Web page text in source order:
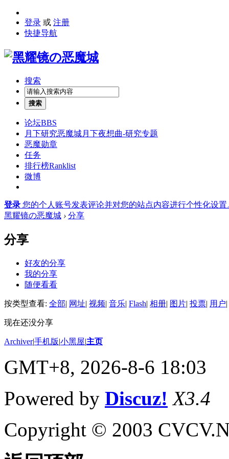
登录 或 注册
快捷导航
搜索
搜索
论坛BBS
月下研究恶魔城月下夜想曲-研究专题
恶魔勋章
任务
排行榜Ranklist
微博
登录 您的个人账号发表评论并对您的站点内容进行个性化设置
黑耀镜の恶魔城 › 分享
分享
好友的分享
我的分享
随便看看
按类型查看: 全部| 网址| 视频| 音乐| Flash| 相册| 图片| 投票| 用户|
现在还没分享
Archiver|手机版|小黑屋|主页
GMT+8, 2026-8-6 18:03
Powered by Discuz! X3.4
Copyright © 2003